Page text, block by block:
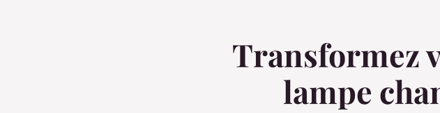
Transformez
lampe